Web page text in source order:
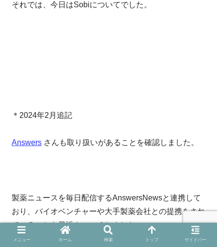
それでは、今日はSobiについてでした。
＊2024年2月追記
Answers さんも取り扱いがあることを確認しました。
製薬ニュースを毎日配信するAnswersNewsと連携して
おり、バイオベンチャーや大手製薬会社との提携をされ
ていることも最近キャッチしました。
メニュー ホーム 検索 トップ サイドバー